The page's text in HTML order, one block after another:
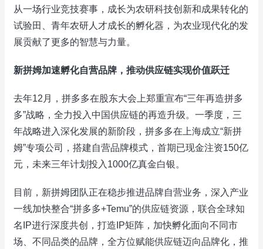
从一场行业竞技赛事，成长为农研科技创新和成果转化的
试验田、青年农研人才成长的孵化器，为农业现代化的发
展贡献了更多的智慧与力量。
新拼姆加速孵化自营品牌，推动供应链实现价值跃迁
去年12月，拼多多在股东大会上郑重宣布“三年再造拼多
多”战略，全力投入中国供应链的再造升级。一季度，三
年战略进入深化发展的新阶段，拼多多在上海成立“新拼
姆”专项公司，搭建自营品牌模式，首期已现金注资150亿
元，未来三年计划投入1000亿真金白银。
目前，新拼姆团队正在稳步推进品牌自营业务，深入产业
一线加快整合“拼多多+Temu”的供应链资源，联合全球知
名IP进行深度共创，打造IP矩阵，加快孵化面向不同市
场、不同品类的品牌，全方位赋能供应链迈向品牌化，推